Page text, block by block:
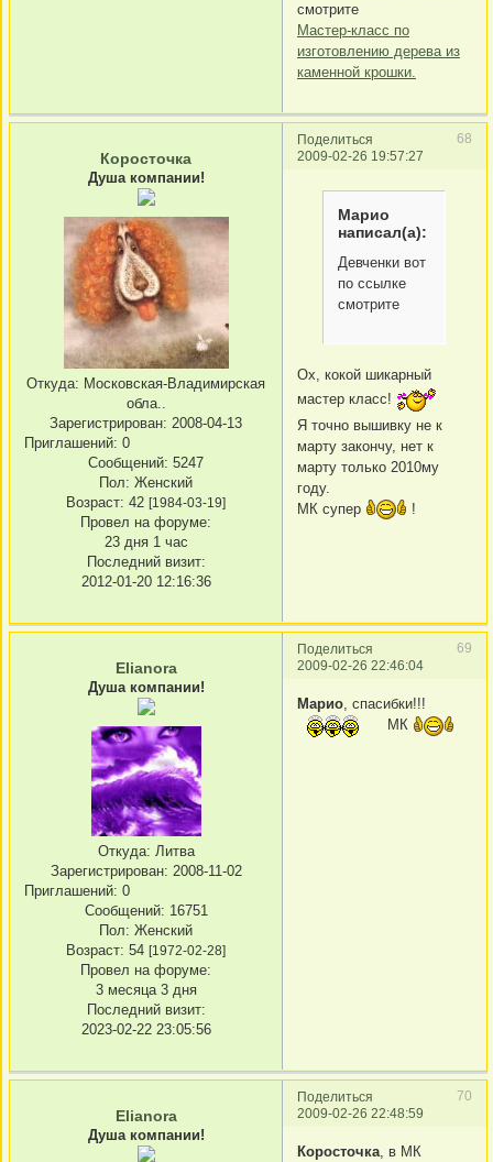
смотрите
Мастер-класс по
изготовлению дерева из
каменной крошки.
Поделиться
68
2009-02-26 19:57:27
Коросточка
Душа компании!
Откуда: Московская-Владимирская
обла..
Зарегистрирован: 2008-04-13
Приглашений: 0
Сообщений: 5247
Пол: Женский
Возраст: 42 [1984-03-19]
Провел на форуме:
23 дня 1 час
Последний визит:
2012-01-20 12:16:36
Марио
написал(а):
Девченки вот
по ссылке
смотрите
Ох, кокой шикарный
мастер класс!
Я точно вышивку не к
марту закончу, нет к
марту только 2010му
году.
МК супер
!
Поделиться
69
2009-02-26 22:46:04
Elianora
Душа компании!
Откуда: Литва
Зарегистрирован: 2008-11-02
Приглашений: 0
Сообщений: 16751
Пол: Женский
Возраст: 54 [1972-02-28]
Провел на форуме:
3 месяца 3 дня
Последний визит:
2023-02-22 23:05:56
Марио, спасибки!!!
МК
Поделиться
70
2009-02-26 22:48:59
Elianora
Душа компании!
Коросточка, в МК